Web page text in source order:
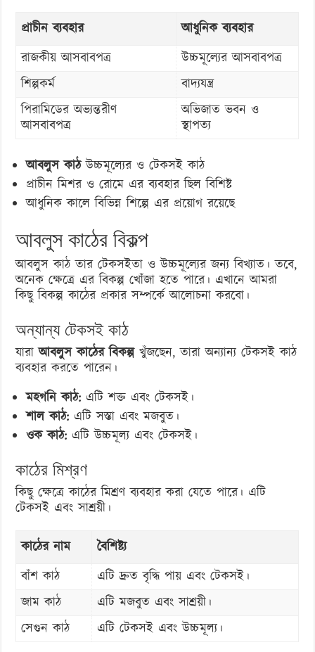
প্রাচীন ব্যবহার
আধুনিক ব্যবহার
রাজকীয় আসবাবপত্র
উচ্চমূল্যের আসবাবপত্র
শিল্পকর্ম
বাদ্যযন্ত্র
পিরামিডের অভ্যন্তরীণ
আসবাবপত্র
অভিজাত ভবন ও
স্থাপত্য
আবলুস কাঠউচ্চমূল্যের ও টেকসই কাঠ
প্রাচীন মিশর ও রোমে এর ব্যবহার ছিল বিশিষ্ট
আধুনিক কালে বিভিন্ন শিল্পে এর প্রয়োগ রয়েছে
আবলুস কাঠের বিকল্প
আবলুস কাঠ তার টেকসইতা ও উচ্চমূল্যের জন্য বিখ্যাত। তবে,
অনেক ক্ষেত্রে এর বিকল্প খোঁজা হতে পারে। এখানে আমরা
কিছু বিকল্প কাঠের প্রকার সম্পর্কে আলোচনা করবো।
অন্যান্য টেকসই কাঠ
যারাআবলুস কাঠের বিকল্পখুঁজছেন, তারা অন্যান্য টেকসই কাঠ
ব্যবহার করতে পারেন।
মহগনি কাঠ: এটি শক্ত এবং টেকসই।
শাল কাঠ: এটি সস্তা এবং মজবুত।
ওক কাঠ: এটি উচ্চমূল্য এবং টেকসই।
কাঠের মিশ্রণ
কিছু ক্ষেত্রে কাঠের মিশ্রণ ব্যবহার করা যেতে পারে। এটি
টেকসই এবং সাশ্রয়ী।
কাঠের নাম
বৈশিষ্ট্য
বাঁশ কাঠ
এটি দ্রুত বৃদ্ধি পায় এবং টেকসই।
জাম কাঠ
এটি মজবুত এবং সাশ্রয়ী।
সেগুন কাঠ
এটি টেকসই এবং উচ্চমূল্য।